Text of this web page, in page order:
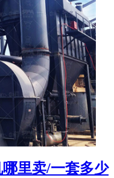
里卖/一套多少